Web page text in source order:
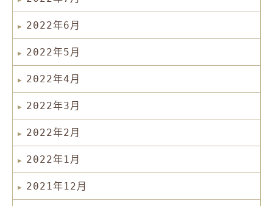
2022年6月
2022年5月
2022年4月
2022年3月
2022年2月
2022年1月
2021年12月